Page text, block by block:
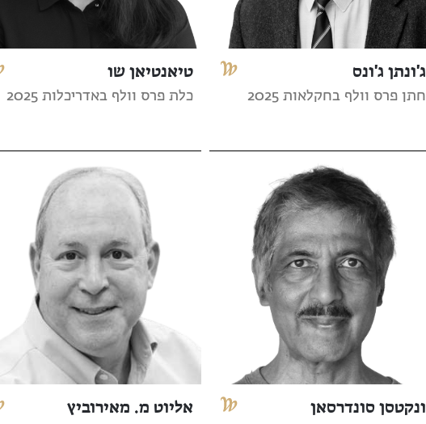
ג'ונתן ג'ונס
חתן פרס וולף בחקלאות 2025
טיאנטיאן שו
כלת פרס וולף באדריכלות 2025
ונקטסן סונדרסאן אליוט מ. מאירוביץ